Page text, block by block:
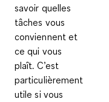
savoir quelles
tâches vous
conviennent et
ce qui vous
plaît. C’est
particulièrement
utile si vous